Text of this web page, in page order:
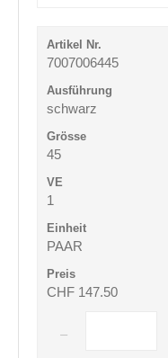
7007006445
schwarz
45
1
PAAR
CHF 147.50